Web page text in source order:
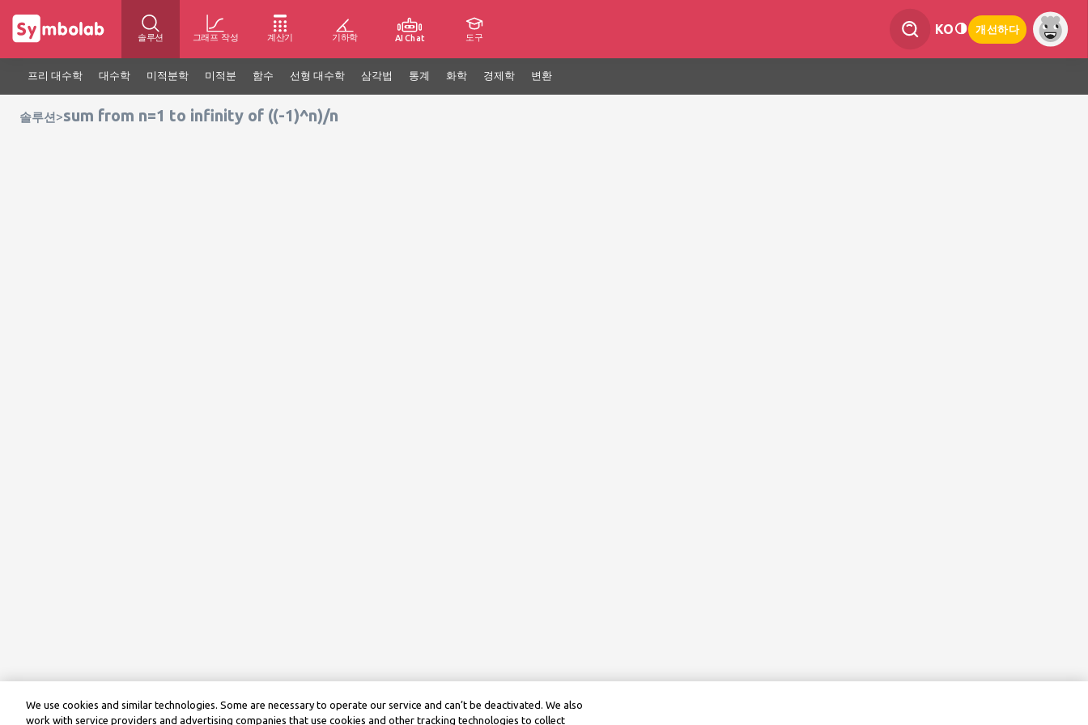
솔루션 그래프 작성 계산기 기하학 AI Chat 도구
KO 개선하다
프리 대수학 대수학 미적분학 미적분 함수 선형 대수학 삼각법 통계 화학 경제학 변환
솔루션 >sum from n=1 to infinity of ((-1)^n)/n
We use cookies and similar technologies. Some are necessary to operate our service and can’t be deactivated. We also
work with service providers and advertising companies that use cookies and other tracking technologies to collect